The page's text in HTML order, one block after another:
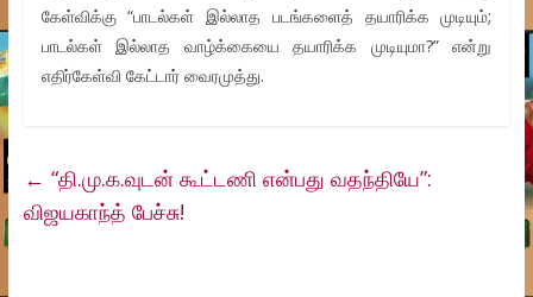
கேள்விக்கு “பாடல்கள் இல்லாத படங்களைத் தயாரிக்க முடியும்;
பாடல்கள் இல்லாத வாழ்க்கையை தயாரிக்க முடியுமா?” என்று
எதிர்கேள்வி கேட்டார் வைரமுத்து.
← “தி.மு.க.வுடன் கூட்டணி என்பது வதந்தியே”:
விஜயகாந்த் பேச்சு!